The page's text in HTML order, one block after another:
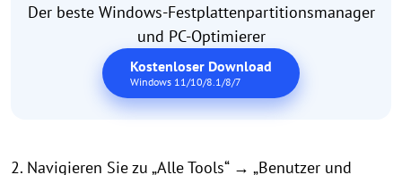
Der beste Windows-Festplattenpartitionsmanager
und PC-Optimierer
Kostenloser Download
Windows 11/10/8.1/8/7
2. Navigieren Sie zu „Alle Tools“ → „Benutzer und